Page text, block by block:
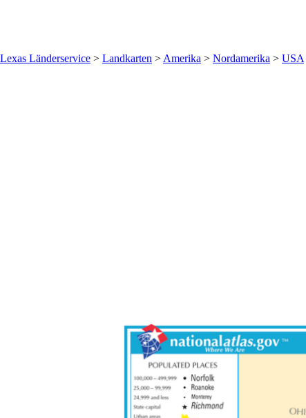
Lexas Länderservice > Landkarten > Amerika > Nordamerika > USA